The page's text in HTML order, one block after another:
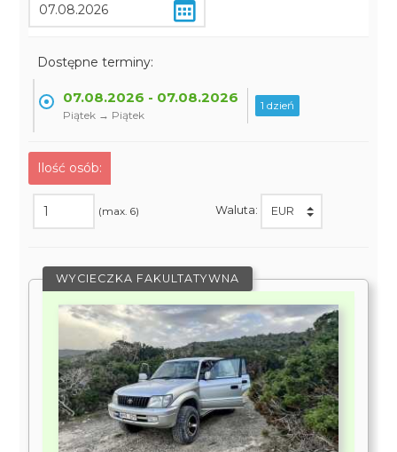
Dostępne terminy:
07.08.2026 - 07.08.2026
Piątek → Piątek
1 dzień
Ilość osób:
(max. 6) Waluta:
WYCIECZKA FAKULTATYWNA